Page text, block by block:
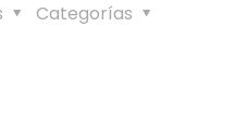
Categorías